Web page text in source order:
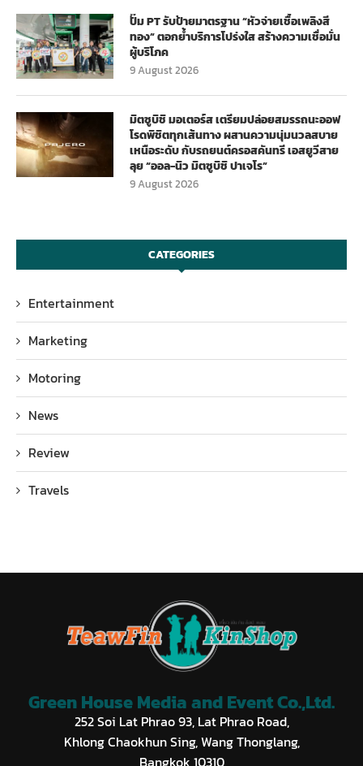
ปั๊ม PT รับป้ายมาตรฐาน “หัวจ่ายเชื้อเพลิงสี
ทอง” ตอกย้ำบริการโปร่งใส สร้างความเชื่อมั่น
ผู้บริโภค
9 August 2026
มิตซูบิชิ มอเตอร์ส เตรียมปล่อยสมรรถนะออฟ
โรดพิชิตทุกเส้นทาง ผสานความนุ่มนวลสบาย
เหนือระดับ กับรถยนต์ครอสคันทรี เอสยูวีสาย
ลุย “ออล-นิว มิตซูบิชิ ปาเจโร”
9 August 2026
CATEGORIES
Entertainment
Marketing
Motoring
News
Review
Travels
Green House Media and Event Co.,Ltd.
252 Soi Lat Phrao 93, Lat Phrao Road,
Khlong Chaokhun Sing, Wang Thonglang,
Bangkok 10310